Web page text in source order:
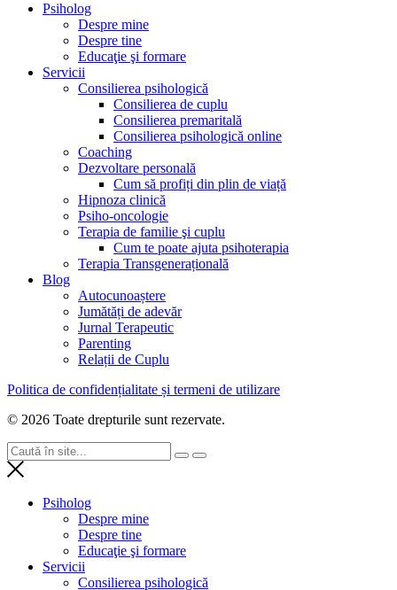
Psiholog
Despre mine
Despre tine
Educaţie şi formare
Servicii
Consilierea psihologică
Consilierea de cuplu
Consilierea premaritală
Consilierea psihologică online
Coaching
Dezvoltare personală
Cum să profiți din plin de viață
Hipnoza clinică
Psiho-oncologie
Terapia de familie şi cuplu
Cum te poate ajuta psihoterapia
Terapia Transgenerațională
Blog
Autocunoaștere
Jumătăți de adevăr
Jurnal Terapeutic
Parenting
Relații de Cuplu
Politica de confidențialitate și termeni de utilizare
© 2026 Toate drepturile sunt rezervate.
Psiholog
Despre mine
Despre tine
Educaţie şi formare
Servicii
Consilierea psihologică